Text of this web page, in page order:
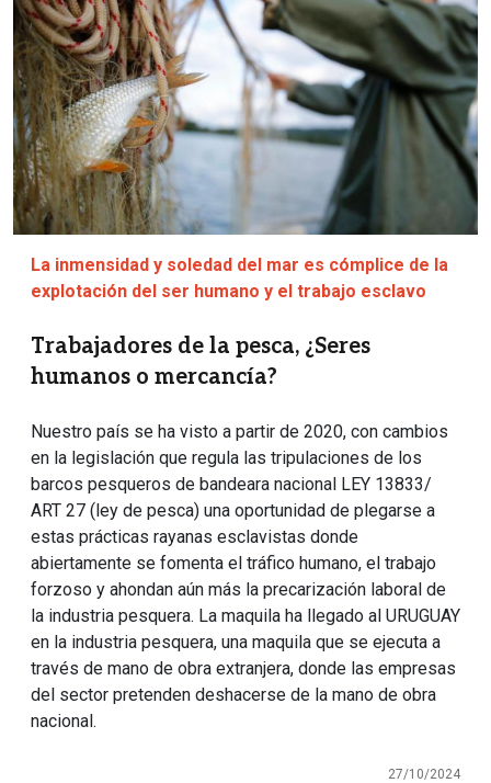
La inmensidad y soledad del mar es cómplice de la
explotación del ser humano y el trabajo esclavo
Trabajadores de la pesca, ¿Seres
humanos o mercancía?
Nuestro país se ha visto a partir de 2020, con cambios
en la legislación que regula las tripulaciones de los
barcos pesqueros de bandeara nacional LEY 13833/
ART 27 (ley de pesca) una oportunidad de plegarse a
estas prácticas rayanas esclavistas donde
abiertamente se fomenta el tráfico humano, el trabajo
forzoso y ahondan aún más la precarización laboral de
la industria pesquera. La maquila ha llegado al URUGUAY
en la industria pesquera, una maquila que se ejecuta a
través de mano de obra extranjera, donde las empresas
del sector pretenden deshacerse de la mano de obra
nacional.
27/10/2024